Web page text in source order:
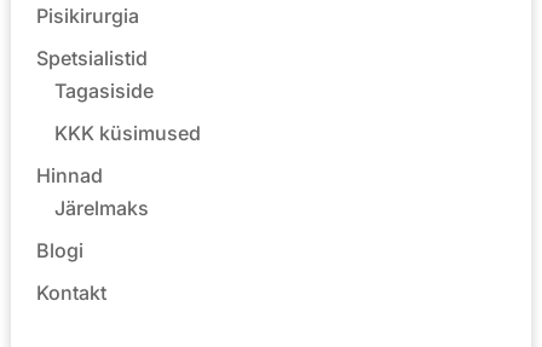
Pisikirurgia
Spetsialistid
Tagasiside
KKK küsimused
Hinnad
Järelmaks
Blogi
Kontakt